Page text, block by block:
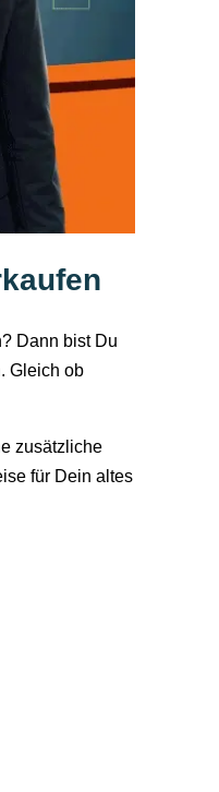
Dann bist Du
Gleich ob
zusätzliche
für Dein altes